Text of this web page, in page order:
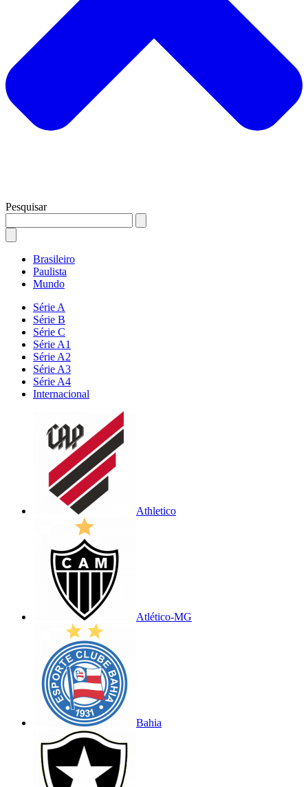
Pesquisar
Brasileiro
Paulista
Mundo
Série A
Série B
Série C
Série A1
Série A2
Série A3
Série A4
Internacional
Athletico
Atlético-MG
Bahia